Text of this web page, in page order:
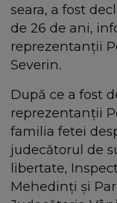
seara, a fost
de 26 de ani,
reprezentanții
Severin.
După ce a fost
reprezentanții
familia fetei
judecătorul de
libertate,
Mehedinți și